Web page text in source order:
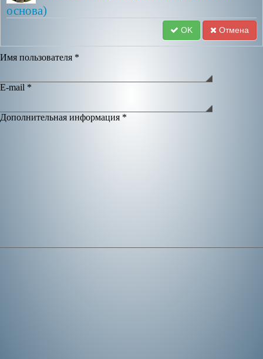
основа)
OK Отмена
Имя пользователя *
E-mail *
Дополнительная информация *